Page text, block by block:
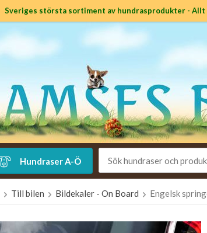
Sveriges största sortiment av hundrasprodukter -
Hundraser A-Ö
Till bilen Bildekaler - On Board Engelsk